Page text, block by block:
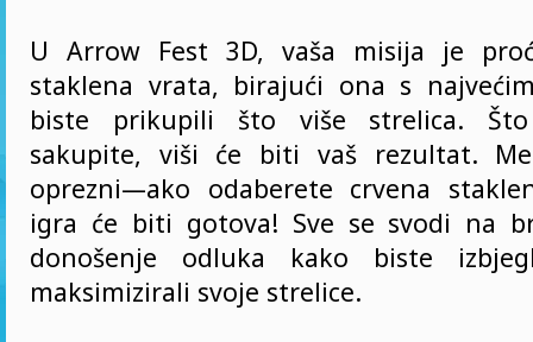
U Arrow Fest 3D, vaša misija je
staklena vrata, birajući ona s
biste prikupili što više strelica.
sakupite, viši će biti vaš rezultat.
oprezni—ako odaberete crvena
igra će biti gotova! Sve se svodi na
donošenje odluka kako biste
maksimizirali svoje strelice.